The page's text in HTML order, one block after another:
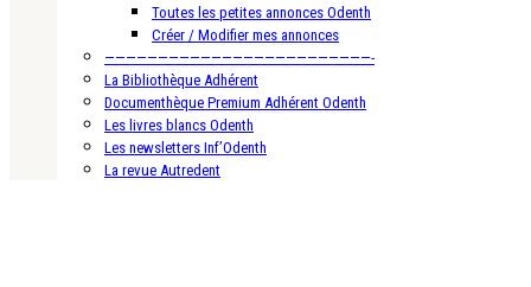
Toutes les petites annonces Odenth
Créer / Modifier mes annonces
—————————————————————————-
La Bibliothèque Adhérent
Documenthèque Premium Adhérent Odenth
Les livres blancs Odenth
Les newsletters Inf’Odenth
La revue Autredent